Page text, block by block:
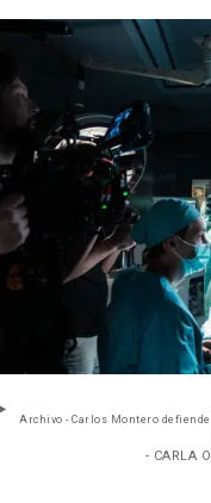
Archivo - Carlos Montero
- CARLA